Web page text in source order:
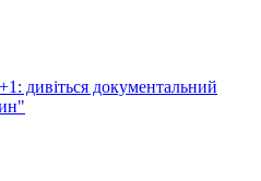
дивіться документальний